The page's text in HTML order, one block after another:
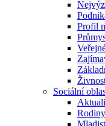
Profil
Sociální